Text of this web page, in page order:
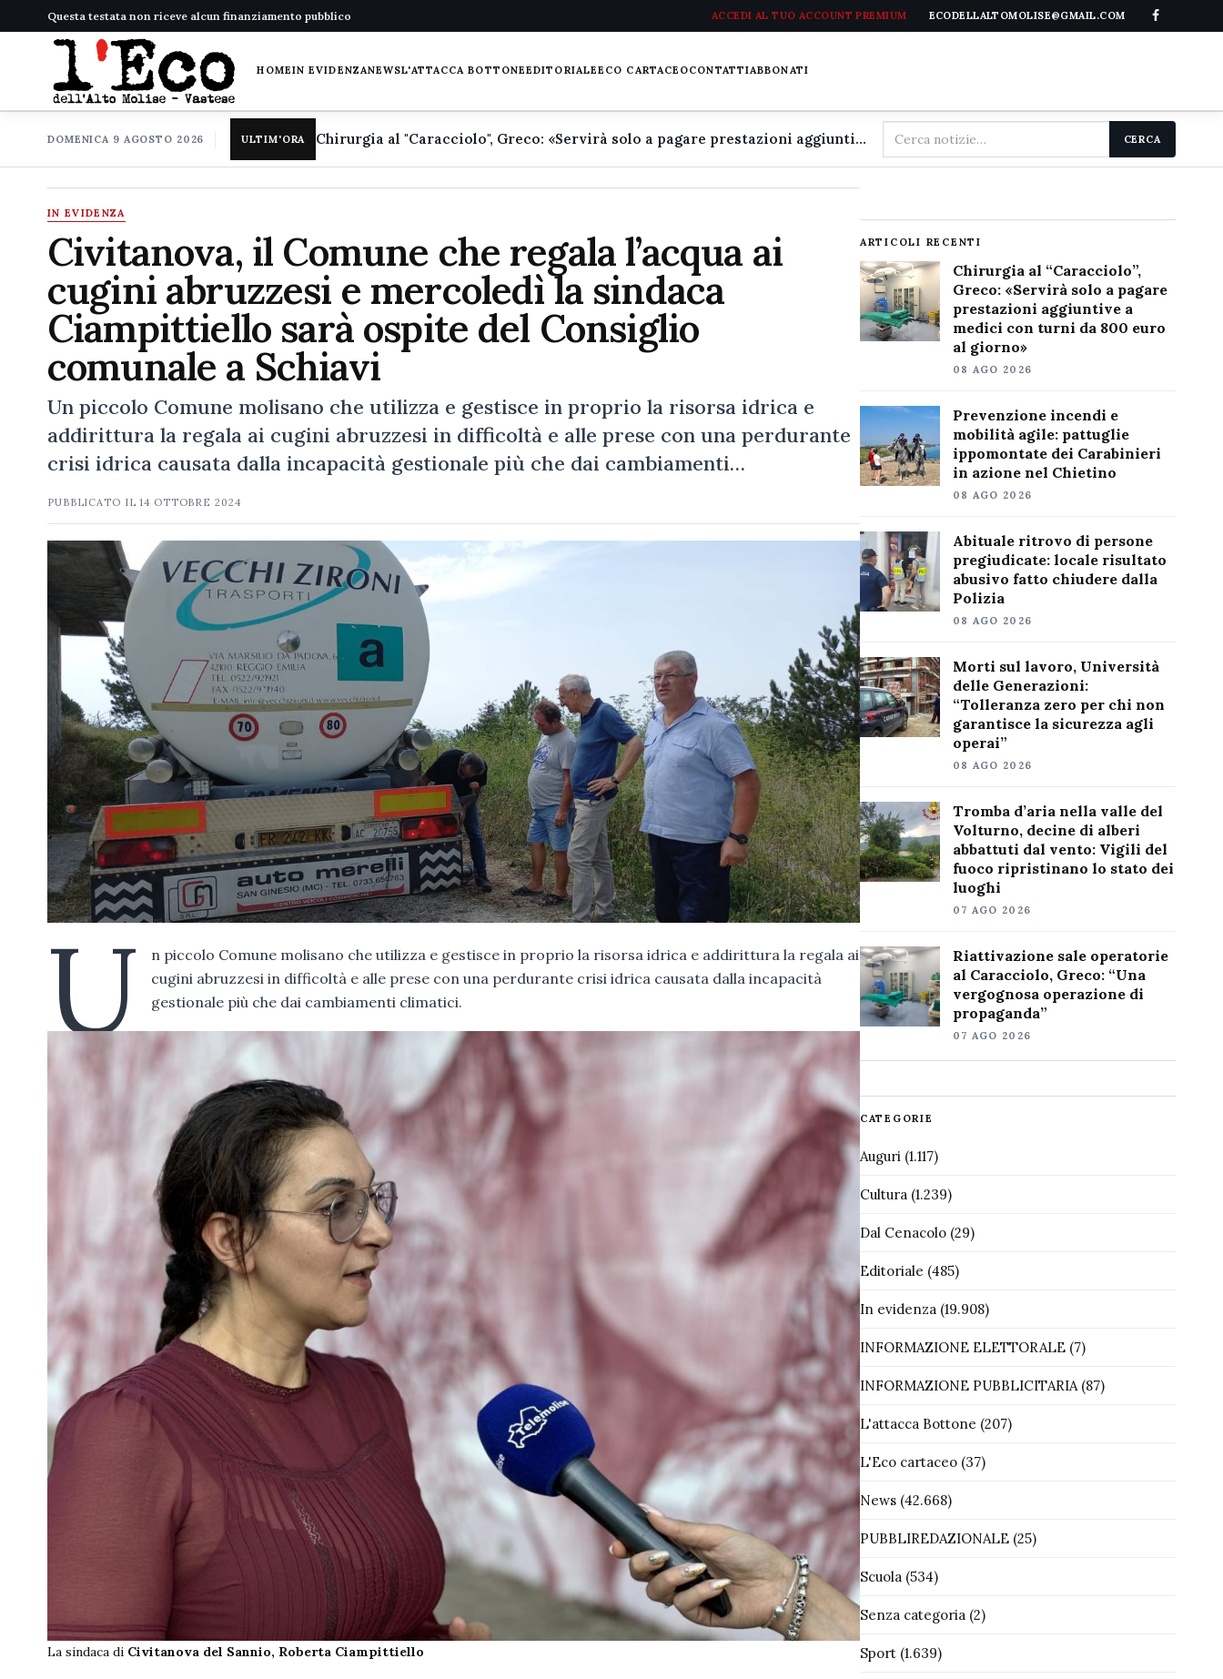
Questa testata non riceve alcun finanziamento pubblico ACCEDI AL TUO ACCOUNT PREMIUM ECODELLALTOMOLISE@GMAIL.COM
HOMEIN EVIDENZANEWSL'ATTACCA BOTTONEEDITORIALEECO CARTACEOCONTATTIABBONATI
DOMENICA 9 AGOSTO 2026 ULTIM'ORA Chirurgia al "Caracciolo", Greco: «Servirà solo a pagare prestazioni aggiuntive a medici con turni da 800 euro al giorno»
Cerca
nel
CERCA
IN EVIDENZA
Civitanova, il Comune che regala l’acqua ai
cugini abruzzesi e mercoledì la sindaca
Ciampittiello sarà ospite del Consiglio
comunale a Schiavi
Un piccolo Comune molisano che utilizza e gestisce in proprio la risorsa idrica e
addirittura la regala ai cugini abruzzesi in difficoltà e alle prese con una perdurante
crisi idrica causata dalla incapacità gestionale più che dai cambiamenti…
PUBBLICATO IL14 OTTOBRE 2024
U
n piccolo Comune molisano che utilizza e gestisce in proprio la risorsa idrica e addirittura la regala ai
cugini abruzzesi in difficoltà e alle prese con una perdurante crisi idrica causata dalla incapacità
gestionale più che dai cambiamenti climatici.
La sindaca di Civitanova del Sannio, Roberta Ciampittiello
ARTICOLI RECENTI
Chirurgia al “Caracciolo”,
Greco: «Servirà solo a pagare
prestazioni aggiuntive a
medici con turni da 800 euro
al giorno»
08 AGO 2026
Prevenzione incendi e
mobilità agile: pattuglie
ippomontate dei Carabinieri
in azione nel Chietino
08 AGO 2026
Abituale ritrovo di persone
pregiudicate: locale risultato
abusivo fatto chiudere dalla
Polizia
08 AGO 2026
Morti sul lavoro, Università
delle Generazioni:
“Tolleranza zero per chi non
garantisce la sicurezza agli
operai”
08 AGO 2026
Tromba d’aria nella valle del
Volturno, decine di alberi
abbattuti dal vento: Vigili del
fuoco ripristinano lo stato dei
luoghi
07 AGO 2026
Riattivazione sale operatorie
al Caracciolo, Greco: “Una
vergognosa operazione di
propaganda”
07 AGO 2026
CATEGORIE
Auguri(1.117)
Cultura(1.239)
Dal Cenacolo(29)
Editoriale (485)
In evidenza(19.908)
INFORMAZIONE ELETTORALE(7)
INFORMAZIONE PUBBLICITARIA(87)
L'attacca Bottone (207)
L'Eco cartaceo(37)
News(42.668)
PUBBLIREDAZIONALE(25)
Scuola(534)
Senza categoria(2)
Sport(1.639)